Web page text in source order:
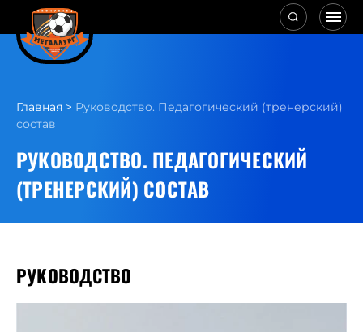
Главная > Руководство. Педагогический (тренерский)
состав
РУКОВОДСТВО. ПЕДАГОГИЧЕСКИЙ
(ТРЕНЕРСКИЙ) СОСТАВ
РУКОВОДСТВО